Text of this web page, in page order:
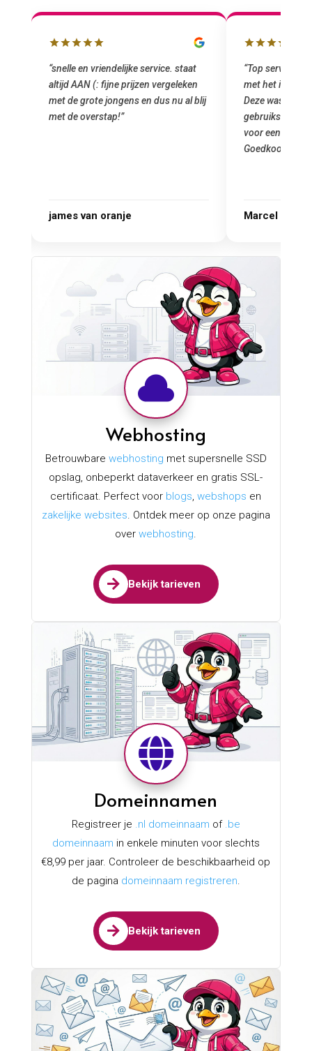
“snelle en vriendelijke service. staat
altijd AAN (: fijne prijzen vergeleken
met de grote jongens en dus nu al blij
met de overstap!”
james van oranje
“Top service.
met het
Deze was
gebruiksklaar
voor een
Goedkoop en
Marcel Thijs

Webhosting
Betrouwbare webhosting met supersnelle SSD
opslag, onbeperkt dataverkeer en gratis SSL-
certificaat. Perfect voor blogs,webshops en
zakelijke websites. Ontdek meer op onze pagina
overwebhosting.
 Bekijk tarieven

Domeinnamen
Registreer je .nl domeinnaam of .be
domeinnaam in enkele minuten voor slechts
€8,99 per jaar. Controleer de beschikbaarheid op
de pagina domeinnaam registreren.
 Bekijk tarieven